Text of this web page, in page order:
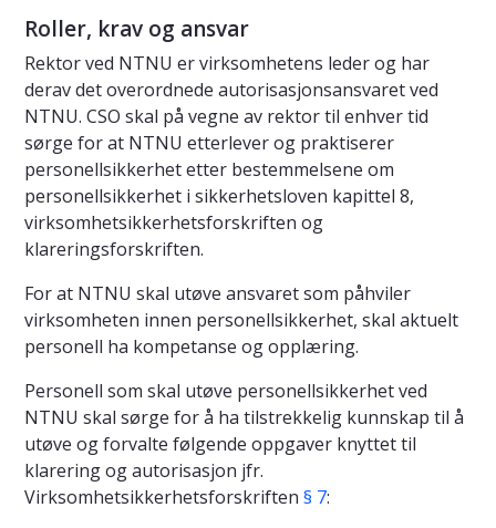
Roller, krav og ansvar
Rektor ved NTNU er virksomhetens leder og har
derav det overordnede autorisasjonsansvaret ved
NTNU. CSO skal på vegne av rektor til enhver tid
sørge for at NTNU etterlever og praktiserer
personellsikkerhet etter bestemmelsene om
personellsikkerhet i sikkerhetsloven kapittel 8,
virksomhetsikkerhetsforskriften og
klareringsforskriften.
For at NTNU skal utøve ansvaret som påhviler
virksomheten innen personellsikkerhet, skal aktuelt
personell ha kompetanse og opplæring.
Personell som skal utøve personellsikkerhet ved
NTNU skal sørge for å ha tilstrekkelig kunnskap til å
utøve og forvalte følgende oppgaver knyttet til
klarering og autorisasjon jfr.
Virksomhetsikkerhetsforskriften § 7: